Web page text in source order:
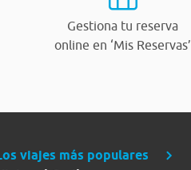
Gestiona tu reserva
online en ‘Mis Reservas’
viajes más populares